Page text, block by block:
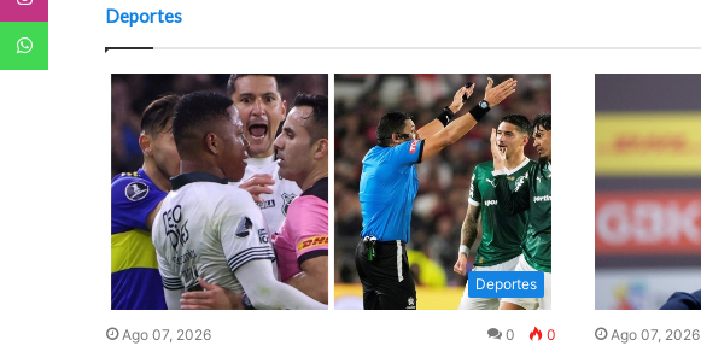
Deportes
Deportes
Ago 07, 2026 0 0 Ago 07, 2026
WhatsApp